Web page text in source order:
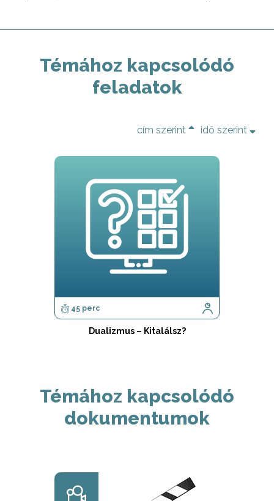
Témához kapcsolódó
feladatok
cím szerint idő szerint
45 perc
Dualizmus – Kitalálsz?
Témához kapcsolódó
dokumentumok